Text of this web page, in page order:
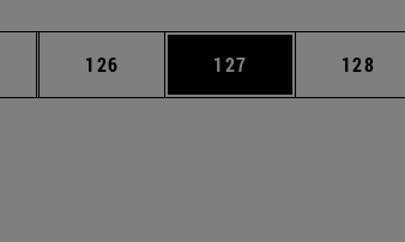
Páginas intermedias Use TAB para desplazarse.
Página
126 Página
127 Página
128